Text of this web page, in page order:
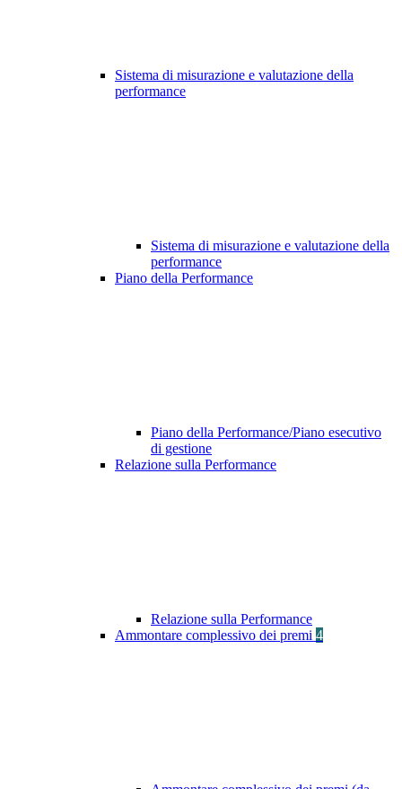
Sistema di misurazione e valutazione della
performance
Sistema di misurazione e valutazione della
performance
Piano della Performance
Piano della Performance/Piano esecutivo
di gestione
Relazione sulla Performance
Relazione sulla Performance
Ammontare complessivo dei premi 4